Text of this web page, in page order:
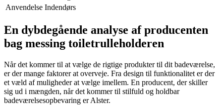
Anvendelse Indendørs
En dybdegående analyse af producenten
bag messing toiletrulleholderen
Når det kommer til at vælge de rigtige produkter til dit badeværelse,
er der mange faktorer at overveje. Fra design til funktionalitet er der
et væld af muligheder at vælge imellem. En producent, der skiller
sig ud i mængden, når det kommer til stilfuld og holdbar
badeværelsesopbevaring er Alster.